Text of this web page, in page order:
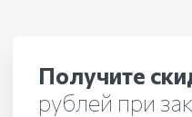
Получите
рублей при